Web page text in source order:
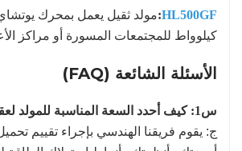
HL500GF
:
كيلوواط للمجتمعات المسورة أو مراكز
الأسئلة الشائعة (FAQ)
س1: كيف أحدد السعة المناسبة للمولد لعقاري؟
ج: يقوم فريقنا الهندسي بإجراء تقييم